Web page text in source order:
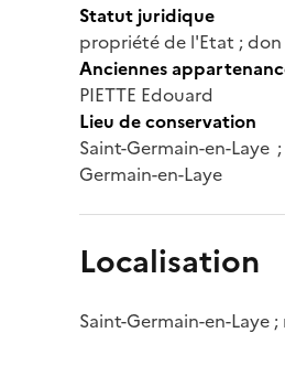
Statut juridique
propriété de l'Etat ; don
Anciennes
PIETTE Edouard
Lieu de conservation
Saint-Germain-en-
Germain-en-Laye
Localisation
Saint-Germain-en-Laye